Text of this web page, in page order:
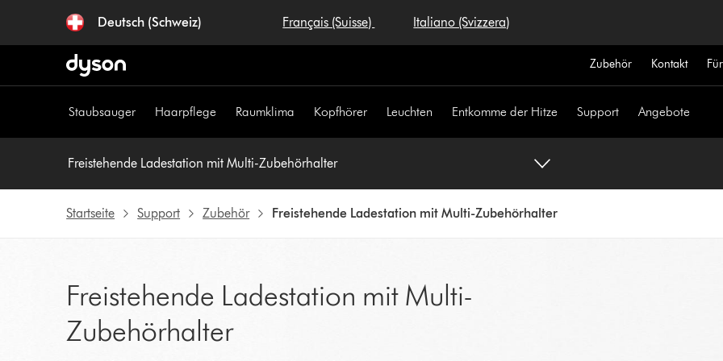
überspringen
Deutsch (Schweiz) Français (Suisse) Italiano (Svizzera)
Zubehör Kontakt
Staubsauger Haarpflege Raumklima Kopfhörer Leuchten Entkomme der Hitze Support Angebote
Freistehende Ladestation mit Multi-Zubehörhalter
Startseite Support Zubehör Freistehende Ladestation mit Multi-Zubehörhalter
Freistehende Ladestation mit Multi-
Zubehörhalter